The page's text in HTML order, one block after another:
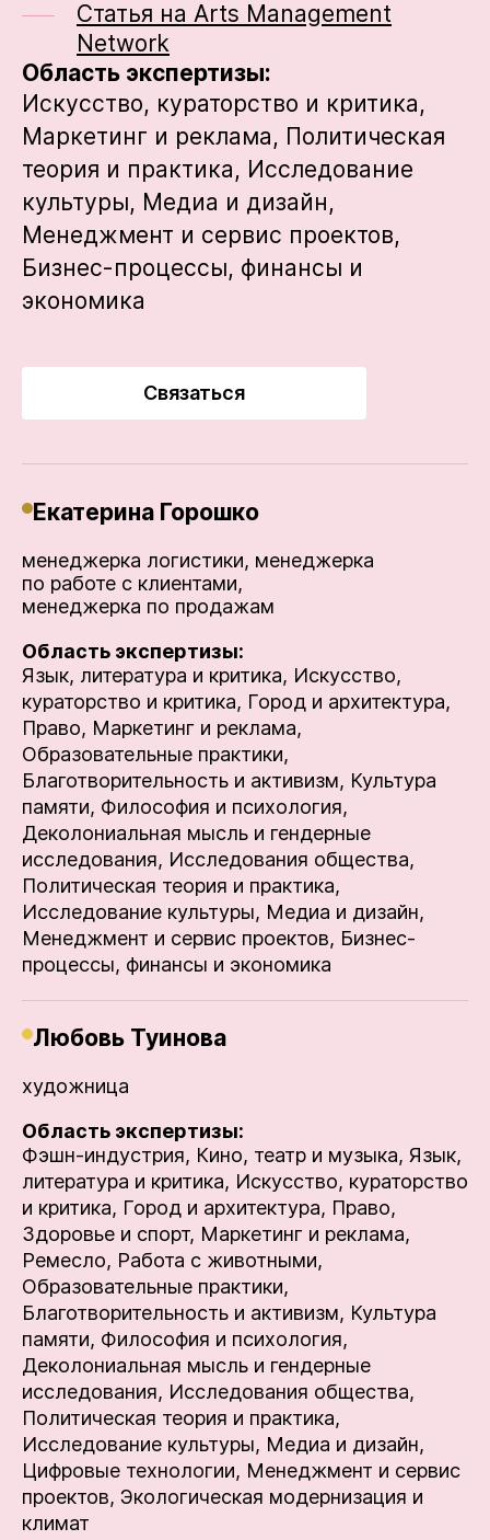
Статья на Arts Management
Network
Область экспертизы:
Искусство, кураторство и критика,
Маркетинг и реклама, Политическая
теория и практика, Исследование
культуры, Медиа и дизайн,
Менеджмент и сервис проектов,
Бизнес-процессы, финансы и
экономика
Связаться
Екатерина Горошко
менеджерка логистики, менеджерка
по работе с клиентами,
менеджерка по продажам
Область экспертизы:
Язык, литература и критика, Искусство,
кураторство и критика, Город и архитектура,
Право, Маркетинг и реклама,
Образовательные практики,
Благотворительность и активизм, Культура
памяти, Философия и психология,
Деколониальная мысль и гендерные
исследования, Исследования общества,
Политическая теория и практика,
Исследование культуры, Медиа и дизайн,
Менеджмент и сервис проектов, Бизнес-
процессы, финансы и экономика
Любовь Туинова
художница
Область экспертизы:
Фэшн-индустрия, Кино, театр и музыка, Язык,
литература и критика, Искусство, кураторство
и критика, Город и архитектура, Право,
Здоровье и спорт, Маркетинг и реклама,
Ремесло, Работа с животными,
Образовательные практики,
Благотворительность и активизм, Культура
памяти, Философия и психология,
Деколониальная мысль и гендерные
исследования, Исследования общества,
Политическая теория и практика,
Исследование культуры, Медиа и дизайн,
Цифровые технологии, Менеджмент и сервис
проектов, Экологическая модернизация и
климат